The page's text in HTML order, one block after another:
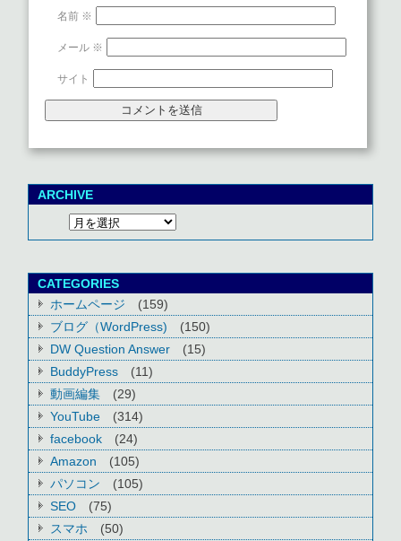
名前 ※
メール ※
サイト
ARCHIVE
CATEGORIES
ホームページ
(159)
ブログ（WordPress)
(150)
DW Question Answer
(15)
BuddyPress
(11)
動画編集
(29)
YouTube
(314)
facebook
(24)
Amazon
(105)
パソコン
(105)
SEO
(75)
スマホ
(50)